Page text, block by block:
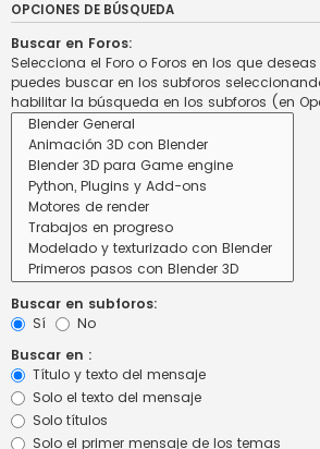
OPCIONES DE BÚSQUEDA
Buscar en Foros:
Selecciona el Foro o Foros en los que
puedes buscar en los subforos
habilitar la búsqueda en los subforos (en
Buscar en subforos:
Sí
No
Buscar en :
Título y texto del mensaje
Solo el texto del mensaje
Solo títulos
Solo el primer mensaje de los temas